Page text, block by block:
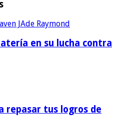
en su lucha contra
repasar tus logros de